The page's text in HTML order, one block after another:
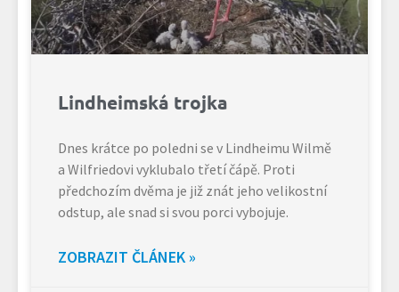
Lindheimská trojka
Dnes krátce po poledni se v Lindheimu Wilmě
a Wilfriedovi vyklubalo třetí čápě. Proti
předchozím dvěma je již znát jeho velikostní
odstup, ale snad si svou porci vybojuje.
ZOBRAZIT ČLÁNEK »